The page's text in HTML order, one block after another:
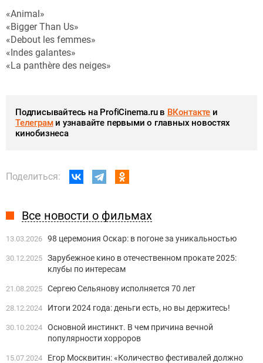
«Animal»
«Bigger Than Us»
«Debout les femmes»
«Indes galantes»
«La panthère des neiges»
Подписывайтесь на ProfiCinema.ru в ВКонтакте и
Телеграми узнавайте первыми о главных новостях
кинобизнеса
Поделиться:
Все новости о фильмах
13.03.2026 98 церемония Оскар: в погоне за уникальностью
30.12.2025 Зарубежное кино в отечественном прокате 2025:
клубы по интересам
21.08.2025 Сергею Сельянову исполняется 70 лет
28.12.2024 Итоги 2024 года: деньги есть, но вы держитесь!
30.10.2024 Основной инстинкт. В чем причина вечной
популярности хорроров
15.07.2024 Егор Москвитин: «Количество фестивалей должно